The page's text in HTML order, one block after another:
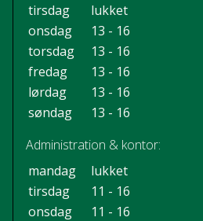
tirsdag
lukket
onsdag
13 - 16
torsdag
13 - 16
fredag
13 - 16
lørdag
13 - 16
søndag
13 - 16
Administration & kontor:
mandag
lukket
tirsdag
11 - 16
onsdag
11 - 16